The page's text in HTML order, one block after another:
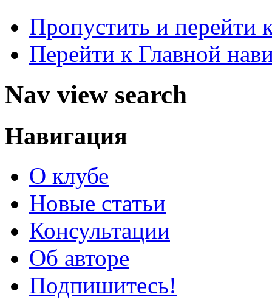
Пропустить и перейти
Перейти к Главной
Nav view search
Навигация
О клубе
Новые статьи
Консультации
Об авторе
Подпишитесь!